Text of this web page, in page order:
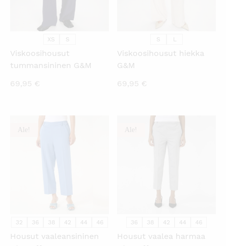
XS S
Viskoosihousut
tummansininen G&M
69,95 €
S L
Viskoosihousut hiekka
G&M
69,95 €
Ale!
32 36 38 42 44 46
Housut vaaleansininen
Ale!
36 38 42 44 46
Housut vaalea harmaa